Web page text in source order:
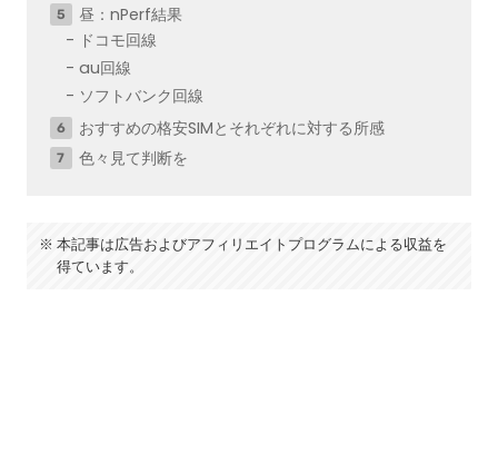
昼：nPerf結果
ドコモ回線
au回線
ソフトバンク回線
おすすめの格安SIMとそれぞれに対する所感
色々見て判断を
本記事は広告およびアフィリエイトプログラムによる収益を
得ています。